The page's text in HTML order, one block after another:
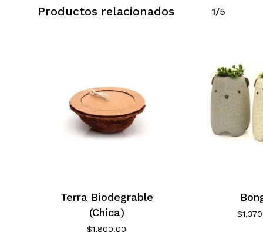
Productos relacionados 1/5
Terra Biodegrable
(Chica)
$1,800.00
$